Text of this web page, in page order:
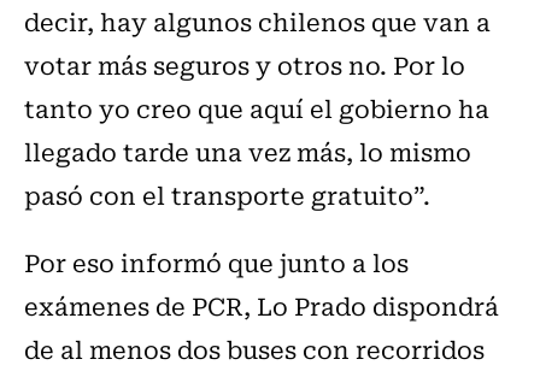
decir, hay algunos chilenos que van a
votar más seguros y otros no. Por lo
tanto yo creo que aquí el gobierno ha
llegado tarde una vez más, lo mismo
pasó con el transporte gratuito”.
Por eso informó que junto a los
exámenes de PCR, Lo Prado dispondrá
de al menos dos buses con recorridos